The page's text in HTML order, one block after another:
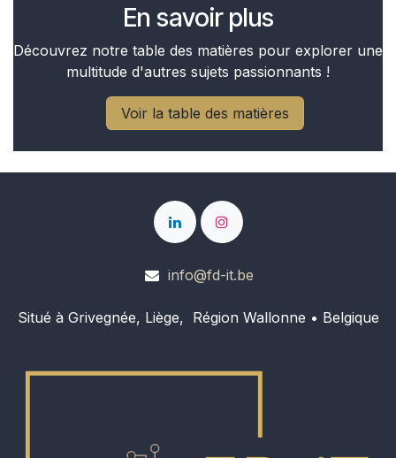
En savoir plus
Découvrez notre table des matières pour explorer une
multitude d'autres sujets passionnants !
Voir la table des matières
info@fd-it.be
Situé à Grivegnée, Liège, Région Wallonne • Belgique